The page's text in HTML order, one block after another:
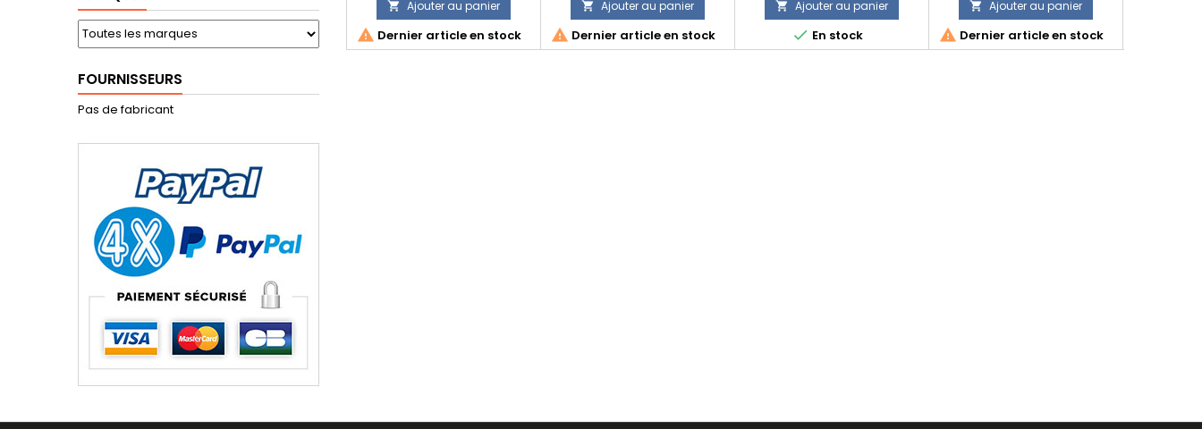
FOURNISSEURS
Pas de fabricant
Réglage du timing, tension de
coupure, sens de rotation ,
type de coupure , et frein .
Fonctions accessibles depuis
 Ajouter au panier
 Dernier article en stock
 Ajouter au panier
 Dernier article en stock
 Ajouter au panier
 En stock
automatique du Nombre
d'éléments (Lipos (2-3),
NiMh,NiCd (5-12)), frein
débrayable, reversible.
 Ajouter au panier
 Dernier article en stock